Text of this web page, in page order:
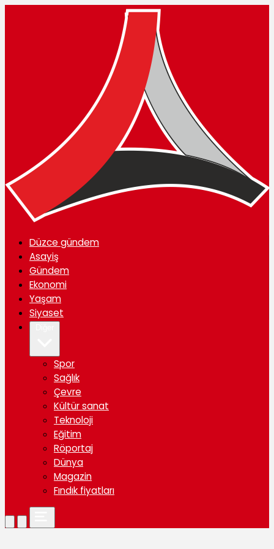
Düzce gündem
Asayiş
Gündem
Ekonomi
Yaşam
Siyaset
Spor
Sağlık
Çevre
Kültür sanat
Teknoloji
Eğitim
Röportaj
Dünya
Magazin
Fındık fiyatları